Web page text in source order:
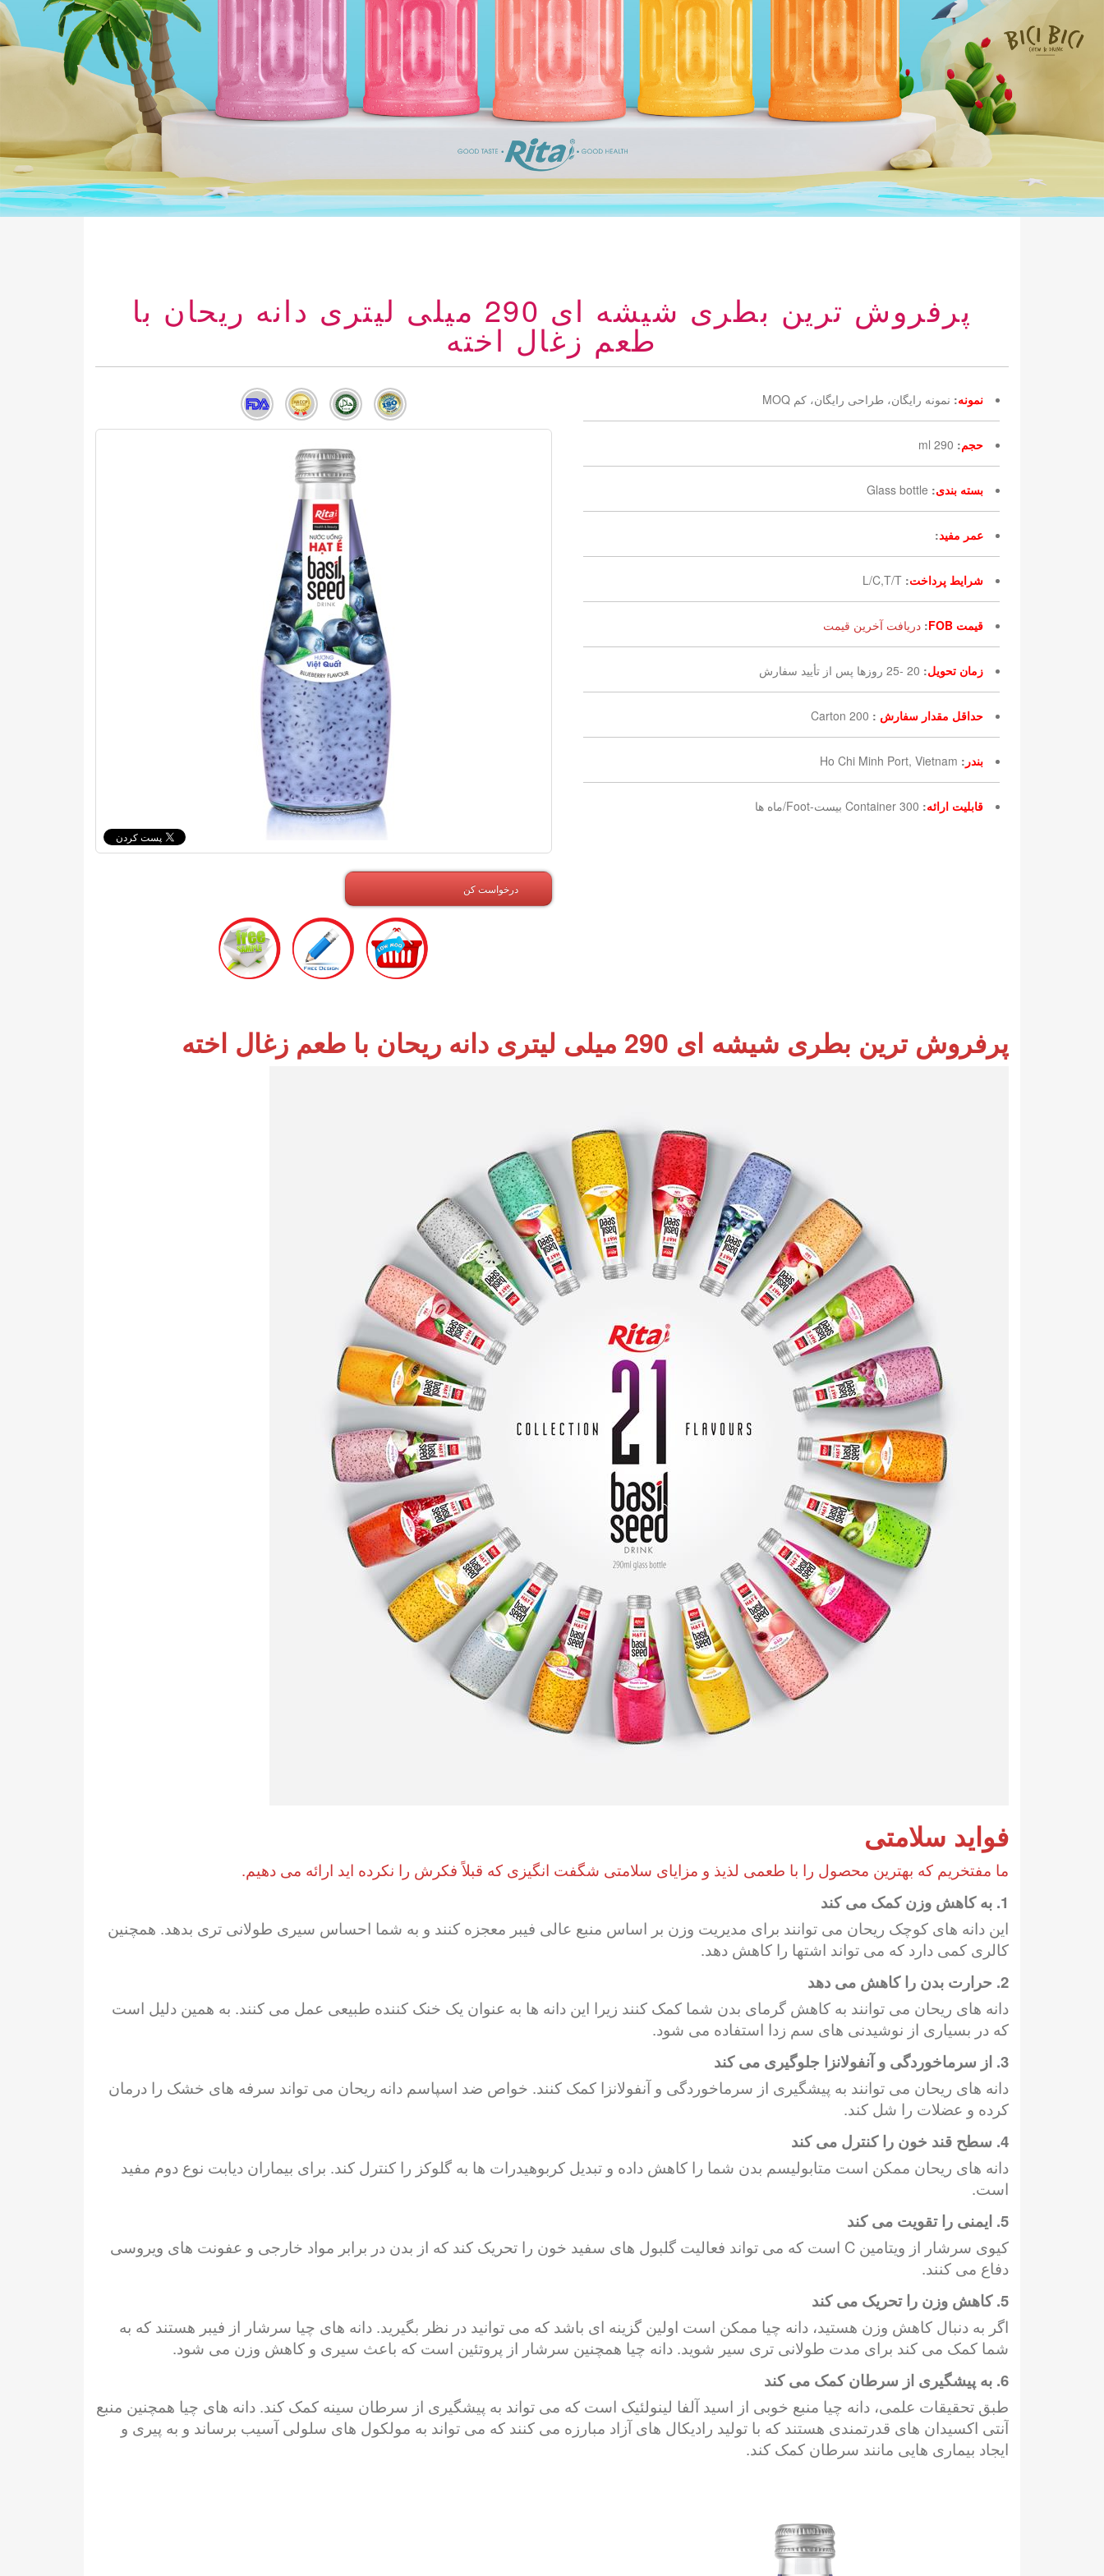
پرفروش ترین بطری شیشه ای 290 میلی لیتری دانه ریحان با
طعم زغال اخته
درخواست کن
نمونه: نمونه رایگان، طراحی رایگان، کم MOQ
حجم:
290 ml
بسته بندی:
Glass bottle
عمر مفید:
شرایط پرداخت:
L/C,T/T
قیمت FOB : دریافت آخرین قیمت
زمان تحویل: 20 -25 روزها پس از تأیید سفارش
حداقل مقدار سفارش :
200 Carton
بندر :
Ho Chi Minh Port, Vietnam
قابلیت ارائه: 300 Container بیست-Foot/ماه ها
پرفروش ترین بطری شیشه ای 290 میلی لیتری دانه ریحان با طعم زغال اخته
فواید سلامتی
ما مفتخریم که بهترین محصول را با طعمی لذیذ و مزایای سلامتی شگفت انگیزی که قبلاً فکرش را نکرده اید ارائه می دهیم.
1. به کاهش وزن کمک می کند
این دانه های کوچک ریحان می توانند برای مدیریت وزن بر اساس منبع عالی فیبر معجزه کنند و به شما احساس سیری طولانی تری بدهد. همچنین
کالری کمی دارد که می تواند اشتها را کاهش دهد.
2. حرارت بدن را کاهش می دهد
دانه های ریحان می توانند به کاهش گرمای بدن شما کمک کنند زیرا این دانه ها به عنوان یک خنک کننده طبیعی عمل می کنند. به همین دلیل است
که در بسیاری از نوشیدنی های سم زدا استفاده می شود.
3. از سرماخوردگی و آنفولانزا جلوگیری می کند
دانه های ریحان می توانند به پیشگیری از سرماخوردگی و آنفولانزا کمک کنند. خواص ضد اسپاسم دانه ریحان می تواند سرفه های خشک را درمان
کرده و عضلات را شل کند.
4. سطح قند خون را کنترل می کند
دانه های ریحان ممکن است متابولیسم بدن شما را کاهش داده و تبدیل کربوهیدرات ها به گلوکز را کنترل کند. برای بیماران دیابت نوع دوم مفید
است.
5. ایمنی را تقویت می کند
کیوی سرشار از ویتامین C است که می تواند فعالیت گلبول های سفید خون را تحریک کند که از بدن در برابر مواد خارجی و عفونت های ویروسی
دفاع می کنند.
5. کاهش وزن را تحریک می کند
اگر به دنبال کاهش وزن هستید، دانه چیا ممکن است اولین گزینه ای باشد که می توانید در نظر بگیرید. دانه های چیا سرشار از فیبر هستند که به
شما کمک می کند برای مدت طولانی تری سیر شوید. دانه چیا همچنین سرشار از پروتئین است که باعث سیری و کاهش وزن می شود.
6. به پیشگیری از سرطان کمک می کند
طبق تحقیقات علمی، دانه چیا منبع خوبی از اسید آلفا لینولئیک است که می تواند به پیشگیری از سرطان سینه کمک کند. دانه های چیا همچنین منبع
آنتی اکسیدان های قدرتمندی هستند که با تولید رادیکال های آزاد مبارزه می کنند که می تواند به مولکول های سلولی آسیب برساند و به پیری و
ایجاد بیماری هایی مانند سرطان کمک کند.